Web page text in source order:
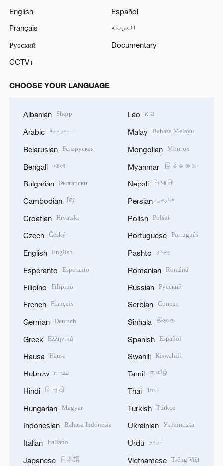
English
Español
Français
العربية
Русский
Documentary
CCTV+
CHOOSE YOUR LANGUAGE
Albanian Shqip
Arabic العربية
Belarusian Беларуская
Bengali বাংলা
Bulgarian Български
Cambodian ខ្មែរ
Croatian Hrvatski
Czech Český
English English
Esperanto Esperanto
Filipino Filipino
French Français
German Deutsch
Greek Ελληνικά
Hausa Hausa
Hebrew עברית
Hindi हिन्दी
Hungarian Magyar
Indonesian Bahasa Indonesia
Italian Italiano
Japanese 日本語
Lao ລາວ
Malay Bahasa Melayu
Mongolian Монгол
Myanmar မြန်မာဘာသာ
Nepali नेपाली
Persian فارسی
Polish Polski
Portuguese Português
Pashto پښتو
Romanian Română
Russian Русский
Serbian Српски
Sinhala සිංහල
Spanish Español
Swahili Kiswahili
Tamil தமிழ்
Thai ไทย
Turkish Türkçe
Ukrainian Українська
Urdu اردو
Vietnamese Tiếng Việt